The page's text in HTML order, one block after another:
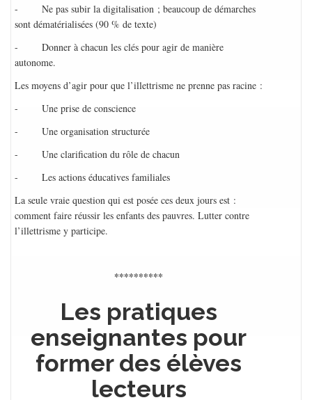
- Ne pas subir la digitalisation ; beaucoup de démarches
sont dématérialisées (90 % de texte)
- Donner à chacun les clés pour agir de manière
autonome.
Les moyens d’agir pour que l’illettrisme ne prenne pas racine :
- Une prise de conscience
- Une organisation structurée
- Une clarification du rôle de chacun
- Les actions éducatives familiales
La seule vraie question qui est posée ces deux jours est :
comment faire réussir les enfants des pauvres. Lutter contre
l’illettrisme y participe.
**********
Les pratiques
enseignantes pour
former des élèves
lecteurs